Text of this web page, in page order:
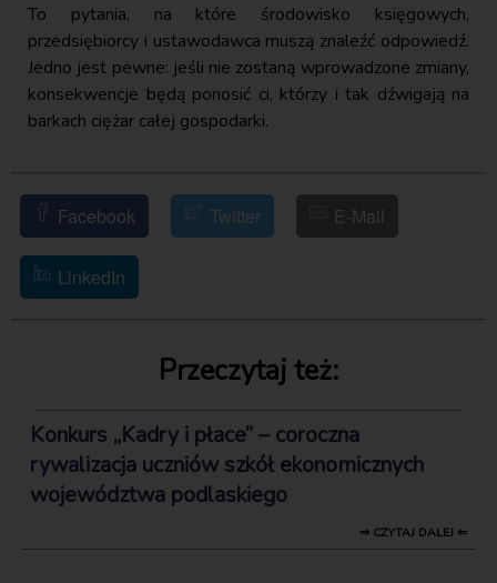
To pytania, na które środowisko księgowych,
przedsiębiorcy i ustawodawca muszą znaleźć odpowiedź.
Jedno jest pewne: jeśli nie zostaną wprowadzone zmiany,
konsekwencje będą ponosić ci, którzy i tak dźwigają na
barkach ciężar całej gospodarki.
Facebook Twitter E-Mail
LinkedIn
Przeczytaj też:
Konkurs „Kadry i płace” – coroczna
rywalizacja uczniów szkół ekonomicznych
województwa podlaskiego
⇒ CZYTAJ DALEJ ⇐